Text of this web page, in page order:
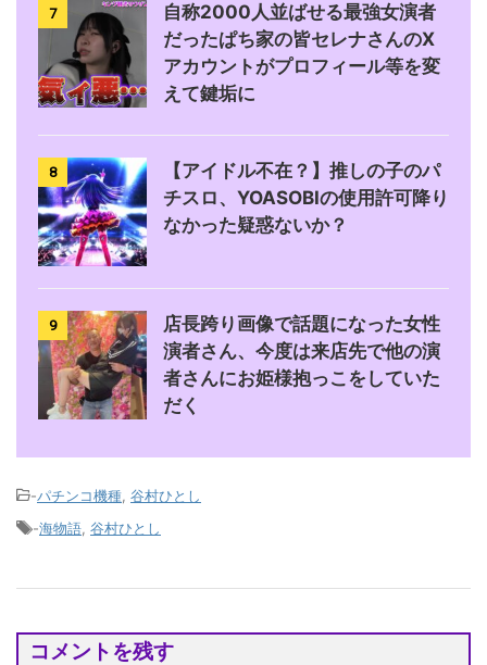
7
自称2000人並ばせる最強女演者
だったぱち家の皆セレナさんのX
アカウントがプロフィール等を変
えて鍵垢に
8
【アイドル不在？】推しの子のパ
チスロ、YOASOBIの使用許可降り
なかった疑惑ないか？
9
店長跨り画像で話題になった女性
演者さん、今度は来店先で他の演
者さんにお姫様抱っこをしていた
だく
-パチンコ機種 谷村ひとし
-海物語 谷村ひとし
コメントを残す